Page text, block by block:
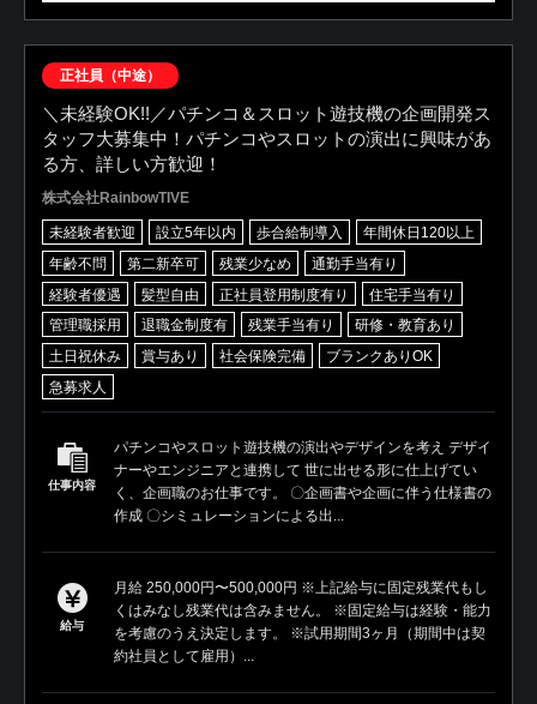
正社員（中途）
＼未経験OK!!／パチンコ＆スロット遊技機の企画開発ス
タッフ大募集中！パチンコやスロットの演出に興味があ
る方、詳しい方歓迎！
株式会社RainbowTIVE
未経験者歓迎 設立5年以内 歩合給制導入
年間休日120以上
年齢不問
第二新卒可 残業少なめ
通勤手当有り
経験者優遇
髪型自由 正社員登用制度有り
住宅手当有り
管理職採用
退職金制度有 残業手当有り
研修・教育あり
土日祝休み
賞与あり 社会保険完備
ブランクありOK
急募求人
仕事内容
パチンコやスロット遊技機の演出やデザインを考え デザイ
ナーやエンジニアと連携して 世に出せる形に仕上げてい
く、企画職のお仕事です。 〇企画書や企画に伴う仕様書の
作成 〇シミュレーションによる出...
給与
月給 250,000円〜500,000円 ※上記給与に固定残業代もし
くはみなし残業代は含みません。 ※固定給与は経験・能力
を考慮のうえ決定します。 ※試用期間3ヶ月（期間中は契
約社員として雇用）...